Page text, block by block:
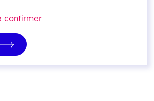
confirmer